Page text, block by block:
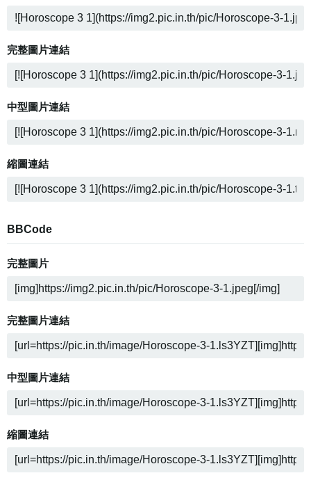
完整圖片連結
中型圖片連結
縮圖連結
BBCode
完整圖片
完整圖片連結
中型圖片連結
縮圖連結